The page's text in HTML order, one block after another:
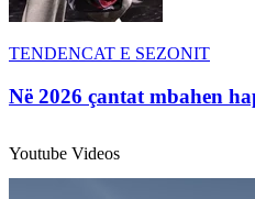
TENDENCAT E SEZONIT
Në 2026 çantat mbahen
Youtube Videos